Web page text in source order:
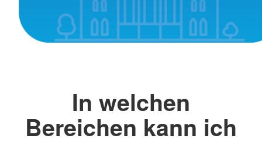
In welchen
Bereichen kann ich